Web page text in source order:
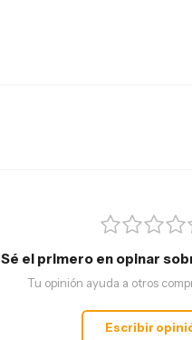
Sé el primero en opinar
Tu opinión ayuda a otros
Escribir